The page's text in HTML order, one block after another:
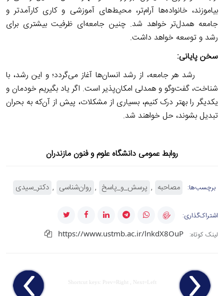
بیاموزند، خانواده‌ها آرام‌تر، محیط‌های آموزشی و کاری کارآمدتر و
جامعه همدل‌تر خواهد شد. چنین جامعه‌ای ظرفیت بیشتری برای
رشد و‌ توسعه خواهد داشت.
سخن پایانی:
رشد هر جامعه، از رشد انسان‌ها آغاز می‌گردد؛ و این رشد، با
شناخت، گفت‌وگو و همدلی امکان‌‌‌پذیر است. اگر یاد بگیریم خودمان و
یکدیگر را بهتر درک کنیم، بسیاری از مشکلات، پیش از آن‌که به بحران
تبدیل بشوند، حل خواهند شد.
روابط عمومی دانشگاه علوم و فنون مازندران
برچسب‌ها: مصاحبه پرسش_و_پاسخ روان‌شناسی دکتر_سیدی
اشتراک‌گذاری:
لینک کوتاه:
https://www.ustmb.ac.ir/lnkdX8OuP
Shortcut keys: Prev=Right , Next=Left